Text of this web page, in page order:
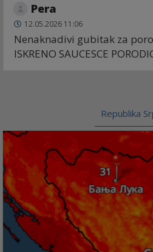
Pera
12.05.2026 11:06
Nenaknadivi gubitak za
ISKRENO SAUCESCE
Republika